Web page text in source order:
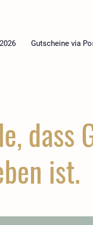
Gutscheine via
dass
ist.